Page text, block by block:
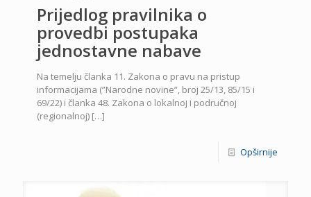
Prijedlog pravilnika o
provedbi postupaka
jednostavne nabave
Na temelju članka 11. Zakona o pravu na pristup
informacijama (”Narodne novine”, broj 25/13, 85/15 i
69/22) i članka 48. Zakona o lokalnoj i područnoj
(regionalnoj) […]
Opširnije